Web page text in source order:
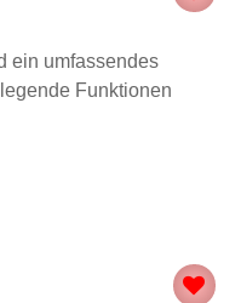
ein umfassendes
Funktionen